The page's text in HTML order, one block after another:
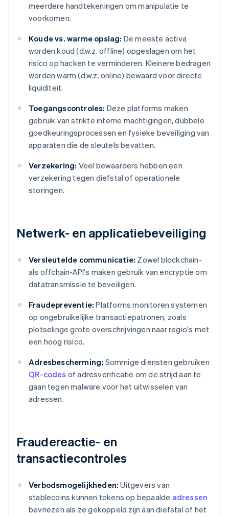
meerdere handtekeningen om manipulatie te
voorkomen.
Koude vs. warme opslag: De meeste activa
worden koud (d.w.z. offline) opgeslagen om het
risico op hacken te verminderen. Kleinere bedragen
worden warm (d.w.z. online) bewaard voor directe
liquiditeit.
Toegangscontroles: Deze platforms maken
gebruik van strikte interne machtigingen, dubbele
goedkeuringsprocessen en fysieke beveiliging van
apparaten die de sleutels bevatten.
Verzekering: Veel bewaarders hebben een
verzekering tegen diefstal of operationele
storingen.
Netwerk- en applicatiebeveiliging
Versleutelde communicatie: Zowel blockchain-
als offchain-API's maken gebruik van encryptie om
datatransmissie te beveiligen.
Fraudepreventie: Platforms monitoren systemen
op ongebruikelijke transactiepatronen, zoals
plotselinge grote overschrijvingen naar regio's met
een hoog risico.
Adresbescherming: Sommige diensten gebruiken
QR-codes of adresverificatie om de strijd aan te
gaan tegen malware voor het uitwisselen van
adressen.
Fraudereactie- en
transactiecontroles
Verbodsmogelijkheden: Uitgevers van
stablecoins kunnen tokens op bepaalde adressen
bevriezen als ze gekoppeld zijn aan diefstal of het